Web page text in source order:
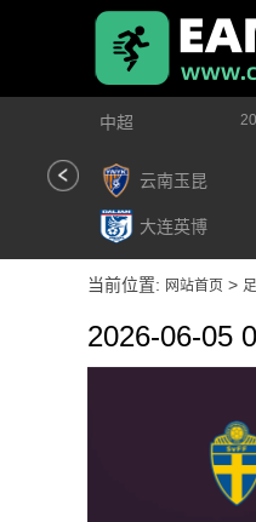
中超
云南玉昆
大连英博
当前位置: 网站首页 >
2026-06-05